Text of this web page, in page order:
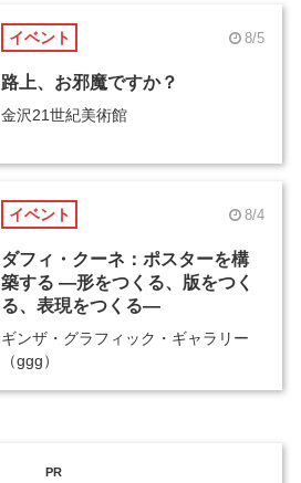
イベント 8/5
路上、お邪魔ですか？
金沢21世紀美術館
イベント 8/4
ダフィ・クーネ：ポスターを構
築する ―形をつくる、版をつく
る、表現をつくる―
ギンザ・グラフィック・ギャラリー
（ggg）
PR